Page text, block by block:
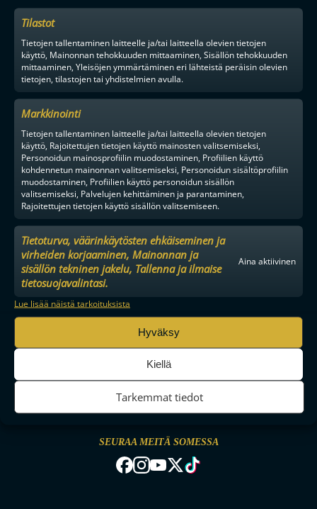
Tilastot
Tietojen tallentaminen laitteelle ja/tai laitteella olevien tietojen
käyttö, Mainonnan tehokkuuden mittaaminen, Sisällön tehokkuuden
mittaaminen, Yleisöjen ymmärtäminen eri lähteistä peräisin olevien
tietojen, tilastojen tai yhdistelmien avulla.
Markkinointi
Tietojen tallentaminen laitteelle ja/tai laitteella olevien tietojen
käyttö, Rajoitettujen tietojen käyttö mainosten valitsemiseksi,
Personoidun mainosprofiilin muodostaminen, Profiilien käyttö
kohdennetun mainonnan valitsemiseksi, Personoidun sisältöprofiilin
muodostaminen, Profiilien käyttö personoidun sisällön
valitsemiseksi, Palvelujen kehittäminen ja parantaminen,
Rajoitettujen tietojen käyttö sisällön valitsemiseen.
Tietoturva, väärinkäytösten ehkäiseminen ja
virheiden korjaaminen, Mainonnan ja
sisällön tekninen jakelu, Tallenna ja ilmaise
tietosuojavalintasi.
Aina aktiivinen
Lue lisää näistä tarkoituksista
Hyväksy
Kiellä
Tarkemmat tiedot
MAAILMAN VIIHDYTTÄVINTÄ SALIBANDYA
SEURAA MEITÄ SOMESSA